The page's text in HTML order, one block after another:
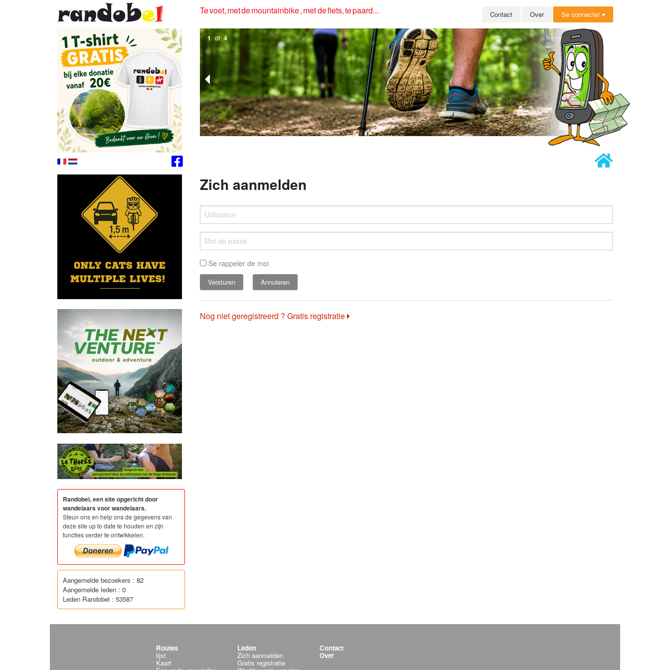
Te voet, met de mountainbike , met de fiets, te paard... Contact Over Se connecter
1 of 4
Zich aanmelden
Se rappeler de moi
Annuleren
Nog niet geregistreerd ? Gratis registratie
Randobel, een site opgericht door
wandelaars voor wandelaars.
Steun ons en help ons de gegevens van
deze site up to date te houden en zijn
functies verder te ontwikkelen.
Aangemelde bezoekers : 82
Aangemelde leden : 0
Leden Randobel : 53587
Routes
lijst
Kaart
Leden
Zich aanmelden
Gratis registratie
Contact
Over